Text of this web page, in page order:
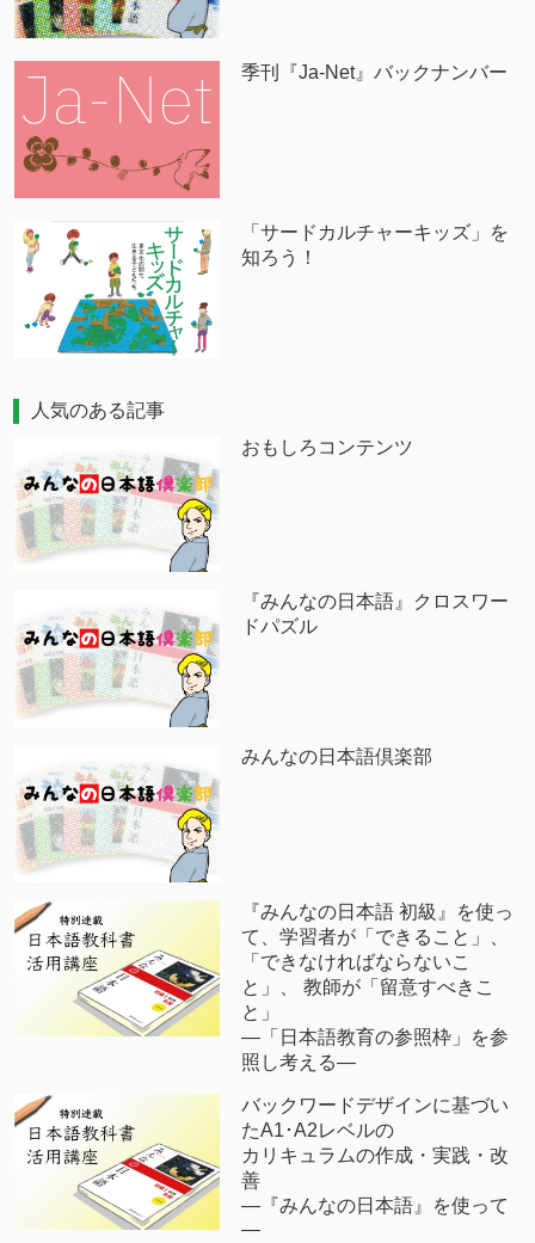
季刊『Ja-Net』バックナンバー
「サードカルチャーキッズ」を
知ろう！
人気のある記事
おもしろコンテンツ
『みんなの日本語』クロスワー
ドパズル
みんなの日本語倶楽部
『みんなの日本語 初級』を使っ
て、学習者が「できること」、
「できなければならないこ
と」、 教師が「留意すべきこ
と」
―「日本語教育の参照枠」を参
照し考える―
バックワードデザインに基づい
たA1･A2レベルの
カリキュラムの作成・実践・改
善
―『みんなの日本語』を使って
―